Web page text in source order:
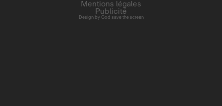
Design by God save the screen
Mentions légales
Publicité